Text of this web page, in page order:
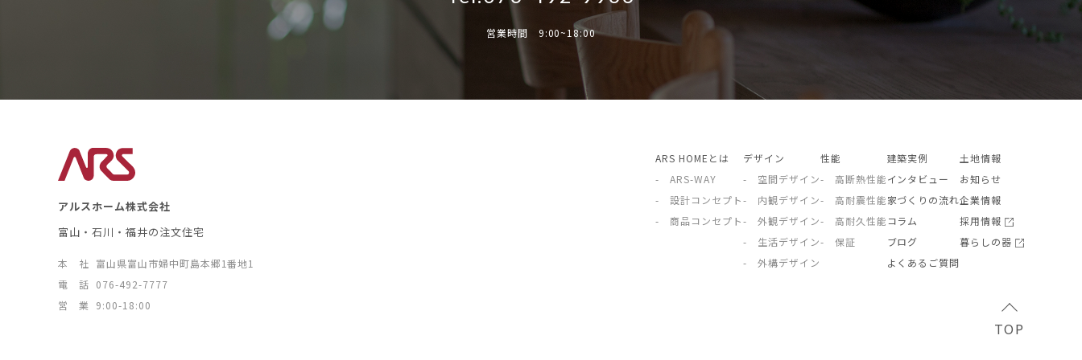
営業時間 9:00~18:00
アルスホーム株式会社
富山・石川・福井の注文住宅
本 社 富山県富山市婦中町島本郷1番地1
電 話 076-492-7777
営 業 9:00-18:00
ARS HOMEとは
- ARS-WAY
- 設計コンセプト
- 商品コンセプト
デザイン
- 空間デザイン
- 内観デザイン
- 外観デザイン
- 生活デザイン
- 外構デザイン
性能
- 高断熱性能
- 高耐震性能
- 高耐久性能
- 保証
建築実例
インタビュー
家づくりの流れ
コラム
ブログ
よくあるご質問
土地情報
お知らせ
企業情報
採用情報
暮らしの器
TOP